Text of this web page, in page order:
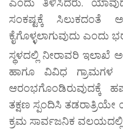
ಸಂಕಷ್ಟಕ್ಕೆ ಸಿಲುಕದಂತೆ
ಕೈಗೊಳ್ಳಲಾಗುವುದು ಎಂದು
ಸ್ಥಳದಲ್ಲಿ ನೀರಾವರಿ ಇಲಾಖೆ
ಹಾಗೂ ವಿವಿಧ ಗ್ರಾಮಗಳ
ಆರಂಭಗೊಂಡಿರುವುದಕ್ಕೆ
ತಕ್ಷಣ ಸ್ಪಂದಿಸಿ
ಕ್ರಮ ಸಾರ್ವಜನಿಕ